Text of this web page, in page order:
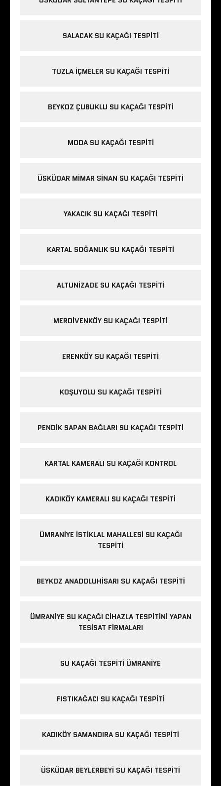
SALACAK SU KAÇAĞI TESPITI
TUZLA IÇMELER SU KAÇAĞI TESPITI
BEYKOZ ÇUBUKLU SU KAÇAĞI TESPITI
MODA SU KAÇAĞI TESPITI
ÜSKÜDAR MIMAR SINAN SU KAÇAĞI TESPITI
YAKACIK SU KAÇAĞI TESPITI
KARTAL SOĞANLIK SU KAÇAĞI TESPITI
ALTUNIZADE SU KAÇAĞI TESPITI
MERDIVENKÖY SU KAÇAĞI TESPITI
ERENKÖY SU KAÇAĞI TESPITI
KOŞUYOLU SU KAÇAĞI TESPITI
PENDIK SAPAN BAĞLARI SU KAÇAĞI TESPITI
KARTAL KAMERALI SU KAÇAĞI KONTROL
KADIKÖY KAMERALI SU KAÇAĞI TESPITI
ÜMRANIYE İSTIKLAL MAHALLESI SU KAÇAĞI
TESPITI
BEYKOZ ANADOLUHISARI SU KAÇAĞI TESPITI
ÜMRANIYE SU KAÇAĞI CIHAZLA TESPITINI YAPAN
TESISAT FIRMALARI
SU KAÇAĞI TESPITI ÜMRANIYE
FISTIKAĞACI SU KAÇAĞI TESPITI
KADIKÖY SAMANDIRA SU KAÇAĞI TESPITI
ÜSKÜDAR BEYLERBEYI SU KAÇAĞI TESPITI